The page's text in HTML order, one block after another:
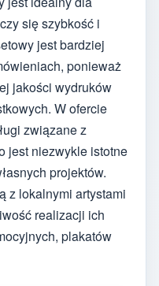
się szybkość i
jest bardziej
ponieważ
jakości wydruków
W ofercie
związane z
jest niezwykle istotne
projektów.
z lokalnymi artystami
realizacji ich
plakatów